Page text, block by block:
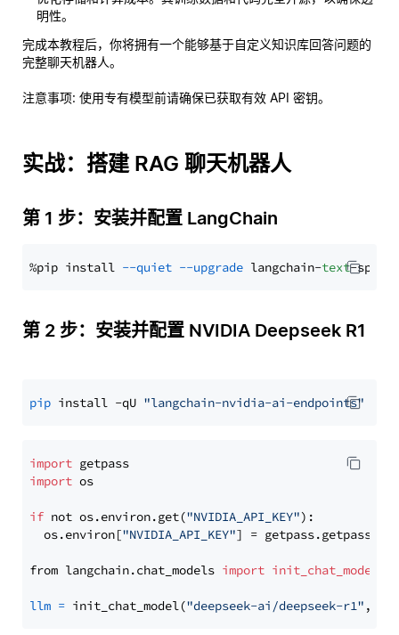
明性。
完成本教程后，你将拥有一个能够基于自定义知识库回答问题的
完整聊天机器人。
注意事项: 使用专有模型前请确保已获取有效 API 密钥。
实战：搭建 RAG 聊天机器人
第 1 步：安装并配置 LangChain
%pip install --quiet --upgrade langchain-text
第 2 步：安装并配置 NVIDIA Deepseek R1
pip install -qU "langchain-nvidia-ai-endpoints"
import
import os
if not os.environ.get("NVIDIA_API_KEY"):
  os.environ[
"NVIDIA_API_KEY"] = getpass.getpass(
from langchain.chat_models import init_chat_model
llm = init_chat_model("deepseek-ai/deepseek-r1" ,